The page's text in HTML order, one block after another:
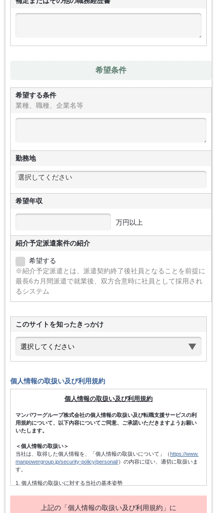
希望条件
希望する条件
業種、職種、企業名等
勤務地
希望年収
万円以上
紹介予定派遣案件の紹介
希望する
※紹介予定派遣とは、派遣契約終了後社員となることを前提に
最長6カ月間派遣で就業後、双方合意時に社員として採用され
るシステム
このサイトを知ったきっかけ
個人情報の取扱い及び利用規約
個人情報の取扱い及び利用規約
マンパワーグループ株式会社の個人情報の取扱い及び転職支援サービスの利
用規約について、以下内容についてご同意、ご承諾いただきますようお願い
いたします。
＜個人情報の取扱い＞
当社は、取得した個人情報を、「個人情報の取扱いについて」（ https://www.
manpowergroup.jp/security-policy/personal/）の内容に従い、適切に取扱いま
す。
1. 個人情報の取扱いに対する当社の基本姿勢
ます。また、個人情報の取得にあたっては、適法かつ公正な手段によって
上記の「個人情報の取扱い及び利用規約」に